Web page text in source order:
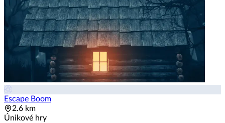
Escape Boom
2.6 km
Únikové hry